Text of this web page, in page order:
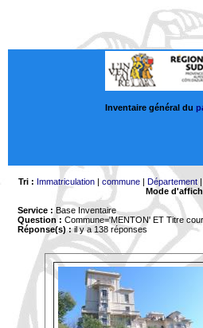
Inventaire général du
Tri : Immatriculation| commune| Département|
Mode
Service : Base Inventaire
Question : Commune='MENTON' ET Titre
Réponse(s) :il y a 138 réponses